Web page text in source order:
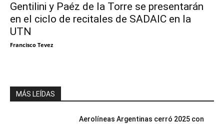
Gentilini y Paéz de la Torre se presentarán
en el ciclo de recitales de SADAIC en la
UTN
Francisco Tevez
MÁS LEÍDAS
Aerolíneas Argentinas cerró 2025 con